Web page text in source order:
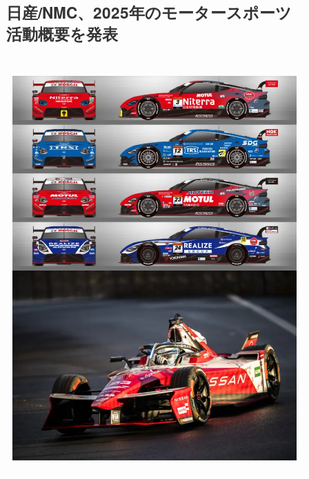
日産/NMC、2025年のモータースポーツ
活動概要を発表